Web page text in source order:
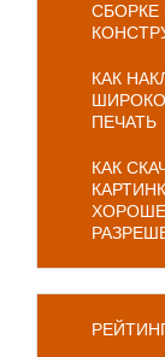
СБОРКЕ
КАК
ПЕЧАТЬ
КАК